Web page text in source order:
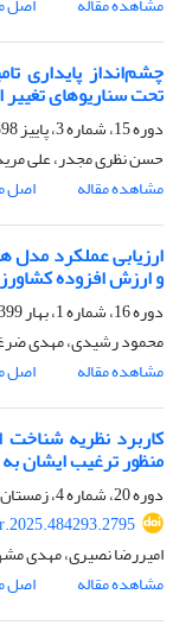
چشم‌انداز پایداری
تحت سناریوهای تغییر
دوره 15، شماره 3، پاییز 1398، صفحه
حسن نظری مجدر، علی
مشاهده مقاله
اصل
ارزیابی عملکرد مدل
و ارزش افزوده
دوره 16، شماره 1، بهار 1399، صفحه
محمود رشیدی، مهدی
مشاهده مقاله
اصل
کاربرد نظریه
منظور ترغیب ایشان
دوره 20، شماره 4، زمستان 1403، صفحه
امیررضا نصیری، مهدی
مشاهده مقاله
اصل